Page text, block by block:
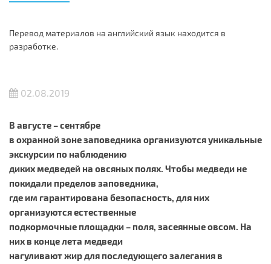
Перевод материалов на английский язык находится в
разработке.
02.08.2019
В августе – сентябре
в охранной зоне заповедника организуются уникальные
экскурсии по наблюдению
диких медведей на овсяных полях. Чтобы медведи не
покидали пределов заповедника,
где им гарантирована безопасность, для них
организуются естественные
подкормочные площадки – поля, засеянные овсом. На
них в конце лета медведи
нагуливают жир для последующего залегания в